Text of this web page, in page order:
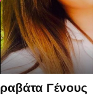
Γένους